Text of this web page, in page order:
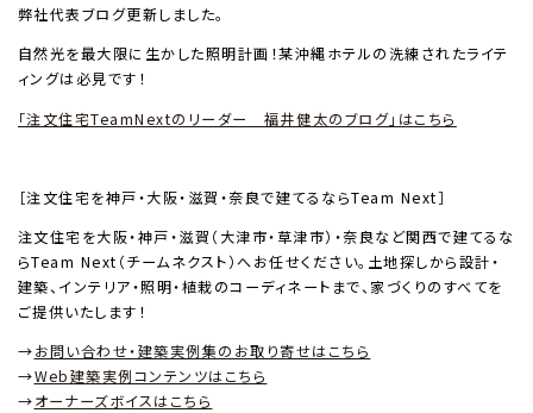
弊社代表ブログ更新しました。
自然光を最大限に生かした照明計画！某沖縄ホテルの洗練されたライテ
ィングは必見です！
「注文住宅TeamNextのリーダー 福井健太のブログ」はこちら
［注文住宅を神戸・大阪・滋賀・奈良で建てるならTeam Next］
注文住宅を大阪・神戸・滋賀（大津市・草津市）・奈良など関西で建てるな
らTeam Next（チームネクスト）へお任せください。土地探しから設計・
建築、インテリア・照明・植栽のコーディネートまで、家づくりのすべてを
ご提供いたします！
→お問い合わせ・建築実例集のお取り寄せはこちら
→Web建築実例コンテンツはこちら
→オーナーズボイスはこちら